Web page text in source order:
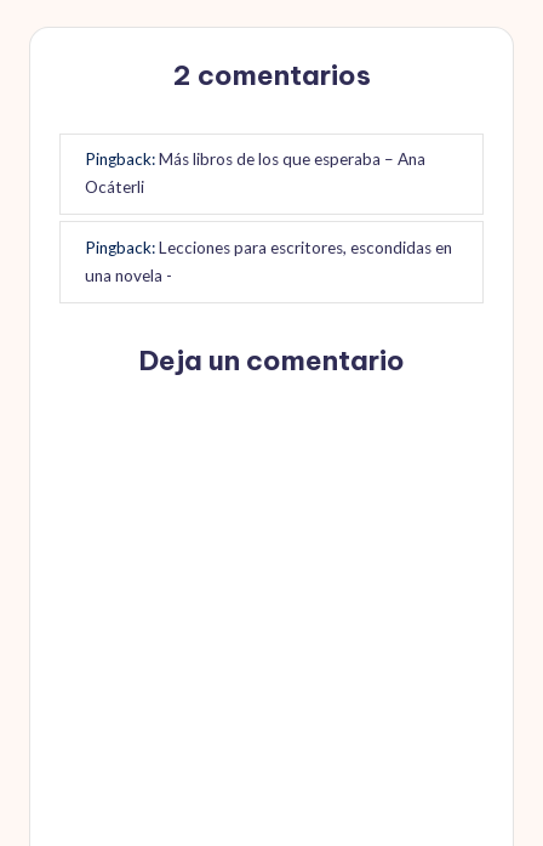
2 comentarios
Pingback:Más libros de los que esperaba – Ana
Ocáterli
Pingback:Lecciones para escritores, escondidas en
una novela -
Deja un comentario